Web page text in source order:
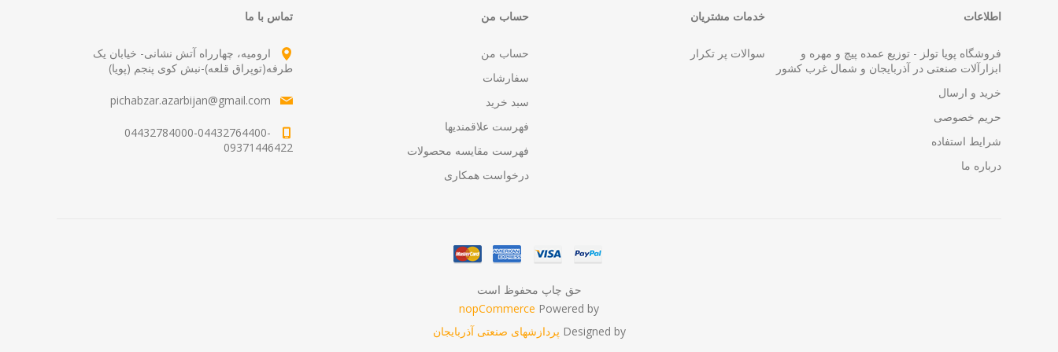
اطلاعات
فروشگاه پویا تولز - توزیع عمده پیچ و مهره و
ابزارآلات صنعتی در آذربایجان و شمال غرب کشور
خرید و ارسال
حریم خصوصی
شرایط استفاده
درباره ما
خدمات مشتریان
سوالات پر تکرار
حساب من
حساب من
سفارشات
سبد خرید
فهرست علاقمندیها
فهرست مقایسه محصولات
درخواست همکاری
تماس با ما
ارومیه، چهارراه آتش نشانی- خیابان یک
طرفه(توپراق قلعه)-نبش کوی پنجم (پویا)
pichabzar.azarbijan@gmail.com
04432784000-04432764400-
09371446422
حق چاپ محفوظ است
Powered by
nopCommerce
Designed by پردازشهای صنعتی آذربایجان